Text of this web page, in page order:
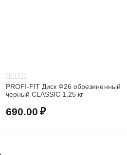
PROFI-FIT Диск Ф26 обрезиненный
черный CLASSIC 1,25 кг
690.00 ₽